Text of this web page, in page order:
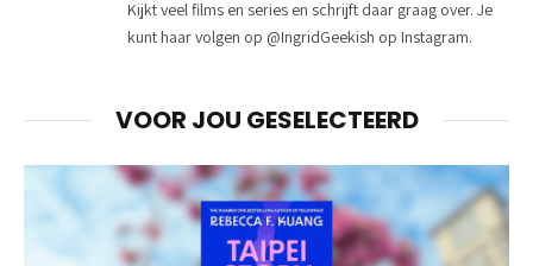
Kijkt veel films en series en schrijft daar graag over. Je
kunt haar volgen op @IngridGeekish op Instagram.
VOOR JOU GESELECTEERD